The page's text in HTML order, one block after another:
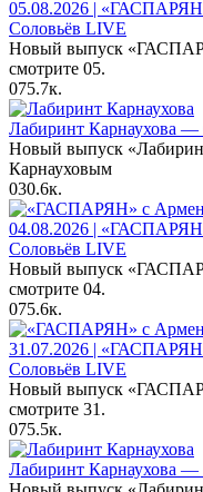
05.08.2026 |
Соловьёв LIVE
Новый выпуск
смотрите 05.
075.7к.
Лабиринт Карнаухова —
Новый выпуск
Карнауховым
030.6к.
04.08.2026 |
Соловьёв LIVE
Новый выпуск
смотрите 04.
075.6к.
31.07.2026 |
Соловьёв LIVE
Новый выпуск
смотрите 31.
075.5к.
Лабиринт Карнаухова —